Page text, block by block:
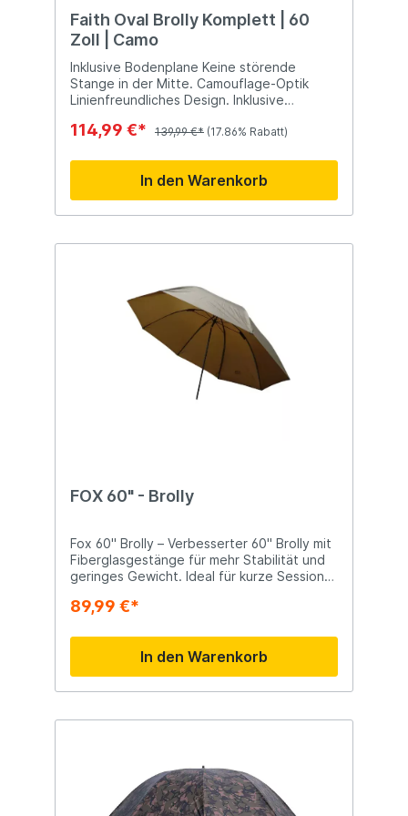
Faith Oval Brolly Komplett | 60
Zoll | Camo
Inklusive Bodenplane Keine störende
Stange in der Mitte. Camouflage-Optik
Linienfreundliches Design. Inklusive
Sicherung Ihrer Ruten Lieferung in einer
114,99 €* 139,99 €* (17.86% Rabatt)
In den Warenkorb
FOX 60" - Brolly
Fox 60" Brolly – Verbesserter 60" Brolly mit
Fiberglasgestänge für mehr Stabilität und
geringes Gewicht. Ideal für kurze Sessions
Angelplatz. Fiberglasgestänge für
Gewicht Abnehmbarer Mittelstab für
flexible Aufstellung Optionale Verwendung
von Sturmstangen mit mitgelieferten
Sturmkappen Hintere Bodenanker für
Polyesterstoff, wasserdicht Abmessungen
89,99 €*
In den Warenkorb